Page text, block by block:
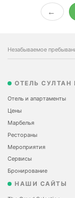
Незабываемое
ОТЕЛЬ СУЛТАН
Отель и апартаменты
Цены
Марбелья
Рестораны
Мероприятия
Сервисы
Бронирование
НАШИ САЙТЫ